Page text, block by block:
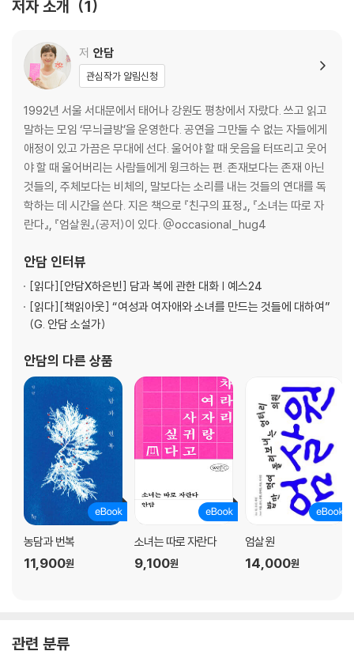
인권에 해가 되지 않는 선에서
마감이 빨라지는 팁-챗지피티와 함께
어떤 6월
월드컵공원 (못) 가는 이야기
만 명의 여자
그것은 묘사하지 말아볼까요
충분히 마르지 않은 몸으로도
포인터야 아저씨
작가-친구-연습
최후의 독자
저자 소개 1
저 안담
관심작가 알림신청
1992년 서울 서대문에서 태어나 강원도 평창에서 자랐다. 쓰고 읽고
말하는 모임 ‘무늬글방’을 운영한다. 공연을 그만둘 수 없는 자들에게
애정이 있고 가끔은 무대에 선다. 울어야 할 때 웃음을 터뜨리고 웃어
야 할 때 울어버리는 사람들에게 윙크하는 편. 존재보다는 존재 아닌
것들의, 주체보다는 비체의, 말보다는 소리를 내는 것들의 연대를 독
학하는 데 시간을 쓴다. 지은 책으로 『친구의 표정』, 『소녀는 따로 자
란다』, 『엄살원』(공저)이 있다. @occasional_hug4
안담 인터뷰
[읽다][안담X하은빈] 담과 복에 관한 대화 | 예스24
[읽다][책읽아웃] “여성과 여자애와 소녀를 만드는 것들에 대하여”
(G. 안담 소설가)
안담의 다른 상품
농담과 번복
11,900원
소녀는 따로 자란다
9,100원
엄살원
14,000원
관련 분류